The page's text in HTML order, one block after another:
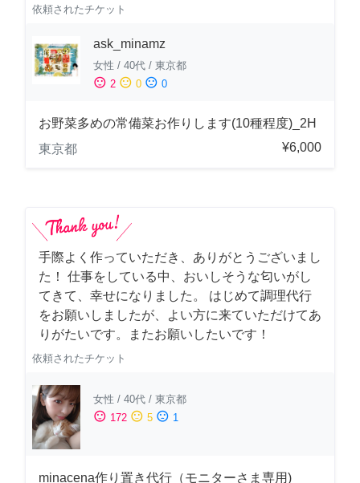
依頼されたチケット
ask_minamz
女性 / 40代 / 東京都
sentiment_satisfied 2 sentiment_neutral 0 sentiment_dissatisfied 0
お野菜多めの常備菜お作りします(10種程度)_2H
東京都
¥6,000
手際よく作っていただき、ありがとうございまし
た！ 仕事をしている中、おいしそうな匂いがし
てきて、幸せになりました。 はじめて調理代行
をお願いしましたが、よい方に来ていただけてあ
りがたいです。またお願いしたいです！
依頼されたチケット
女性 / 40代 / 東京都
sentiment_satisfied 172 sentiment_neutral 5 sentiment_dissatisfied 1
minacena作り置き代行（モニターさま専用)